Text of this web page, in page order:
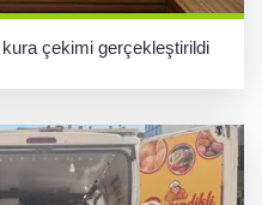
çekimi gerçekleştirildi